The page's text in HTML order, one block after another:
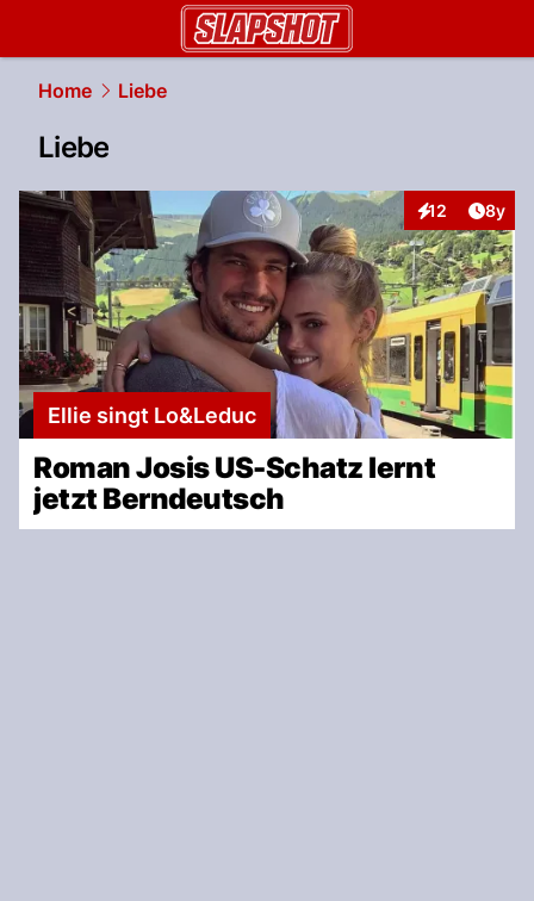
Home Liebe
Liebe
12
Interaktionen
8y
Ellie singt Lo&Leduc
Roman Josis US-Schatz lernt
jetzt Berndeutsch